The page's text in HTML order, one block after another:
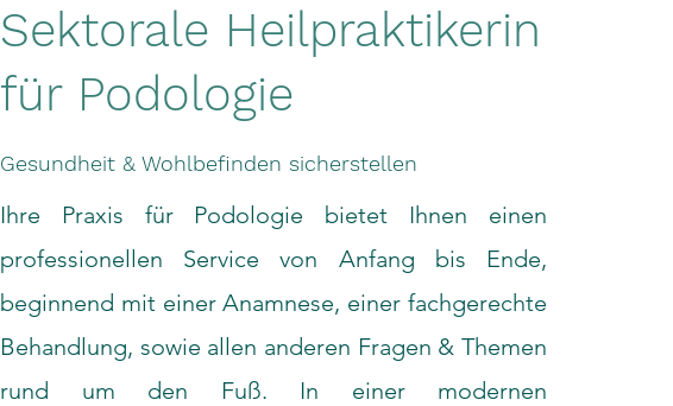
Sektorale Heilpraktikerin
für Podologie
Gesundheit & Wohlbefinden sicherstellen
Ihre Praxis für Podologie bietet Ihnen einen
professionellen Service von Anfang bis Ende,
beginnend mit einer Anamnese, einer fachgerechte
Behandlung, sowie allen anderen Fragen & Themen
rund um den Fuß. In einer modernen